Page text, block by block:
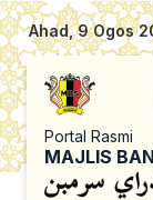
Ahad, 9 Ogos
Portal Rasmi
MAJLIS